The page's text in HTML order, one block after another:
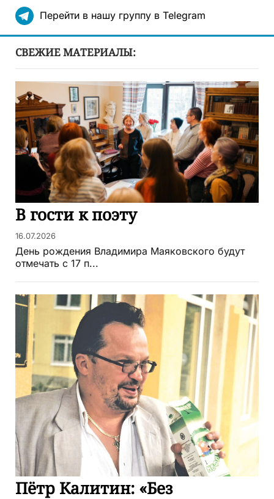
Перейти в нашу группу в Telegram
СВЕЖИЕ МАТЕРИАЛЫ:
В гости к поэту
16.07.2026
День рождения Владимира Маяковского будут
отмечать с 17 п...
Пётр Калитин: «Без